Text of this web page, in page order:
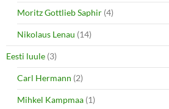
Moritz Gottlieb Saphir (4)
Nikolaus Lenau (14)
Eesti luule (3)
Carl Hermann (2)
Mihkel Kampmaa (1)